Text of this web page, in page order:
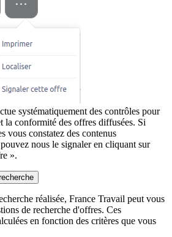
systématiquement des contrôles pour
la conformité des offres diffusées. Si
vous constatez des contenus
nous le signaler en cliquant sur
».
réalisée, France Travail peut vous
de recherche d'offres. Ces
en fonction des critères que vous